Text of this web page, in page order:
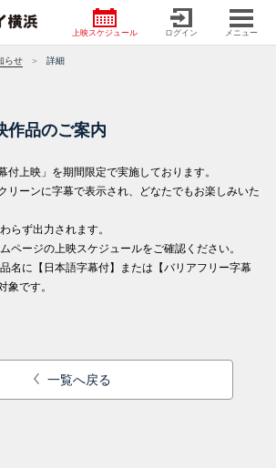
上映スケジュール ログイン メニュー
らせ 詳細
作品のご案内
付上映」を期間限定で実施しております。
リーンに字幕で表示され、どなたでもお楽しみいた
らず出力されます。
ページの上映スケジュールをご確認ください。
名に【日本語字幕付】または【バリアフリー字幕
象です。
一覧へ戻る